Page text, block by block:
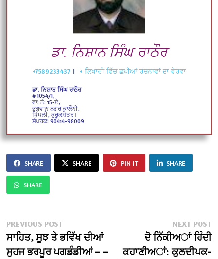
ਡਾ. ਨਿਸ਼ਾਨ ਸਿੰਘ ਰਾਠੌਰ
+7589233437 | + ਲਿਖਾਰੀ ਵਿੱਚ ਛਪੀਆਂ ਰਚਨਾਵਾਂ ਦਾ ਵੇਰਵਾ
ਡਾ. ਨਿਸ਼ਾਨ ਸਿੰਘ ਰਾਠੌਰ
# 1054/1,
ਵਾ: ਨੰ: 15-ਏ,
ਭਗਵਾਨ ਨਗਰ ਕਾਲੌਨੀ,
ਪਿੱਪਲੀ, ਕੁਰੂਕਸ਼ੇਤਰ।
ਸੰਪਰਕ: 90414-98009
SHARE SHARE PIN IT SHARE
SHARE
Post
navigation
PREVIOUS POSTPrevious
post:
ਸਾਹਿਤ, ਸੂਝ ਤੇ ਭਵਿੱਖ ਦੀਆਂ
ਸੁਹਜ ਭਰਪੂਰ ਪਗਡੰਡੀਆਂ – –
NEXT POST
ਦੋ ਨਿੱਕੀਅਾਂ ਹਿੰਦੀ
ਕਹਾਣੀਅਾਂ: ਕੁਲਦੀਪਕ-